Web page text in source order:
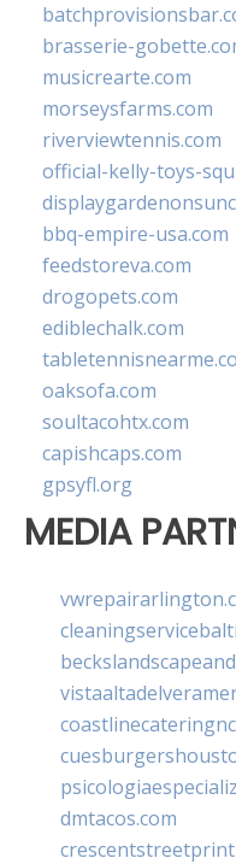
brasserie-
musicrearte.com
morseysfarms.com
riverviewtennis.com
official-kelly-toys-
bbq-empire-usa.com
feedstoreva.com
drogopets.com
ediblechalk.com
oaksofa.com
soultacohtx.com
capishcaps.com
gpsyfl.org
MEDIA
dmtacos.com